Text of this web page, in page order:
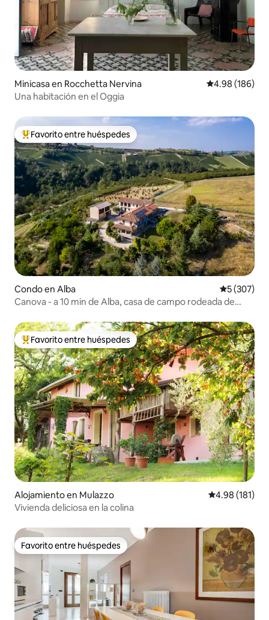
Minicasa en Rocchetta Nervina Calificación
4.98 (186)
Una habitación en el Oggia
Favorito entre huéspedes preferido
Favorito entre huéspedes
Condo en Alba
5 (307)
Canova - a 10 min de Alba, casa de campo rodeada de
Favorito entre huéspedes preferido
Favorito entre huéspedes
Alojamiento en Mulazzo Calificación
4.98 (181)
Vivienda deliciosa en la colina
Favorito entre huéspedes
Favorito entre huéspedes